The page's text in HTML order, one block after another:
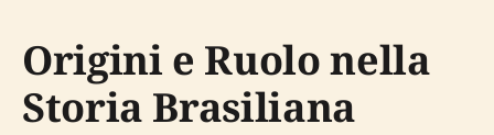
Origini e Ruolo nella
Storia Brasiliana